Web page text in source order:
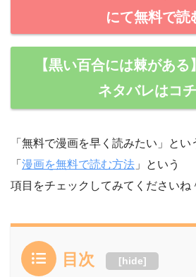
にて無料で読
【黒い百合には棘があ
ネタバレはコ
「無料で漫画を早く読みたい」とい
「 漫画を無料で読む方法 」という
項目をチェックしてみてくださいね
目次 [hide]